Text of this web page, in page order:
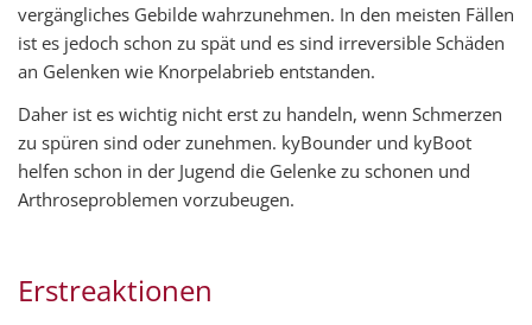
vergängliches Gebilde wahrzunehmen. In den meisten Fällen
ist es jedoch schon zu spät und es sind irreversible Schäden
an Gelenken wie Knorpelabrieb entstanden.
Daher ist es wichtig nicht erst zu handeln, wenn Schmerzen
zu spüren sind oder zunehmen. kyBounder und kyBoot
helfen schon in der Jugend die Gelenke zu schonen und
Arthroseproblemen vorzubeugen.
Erstreaktionen